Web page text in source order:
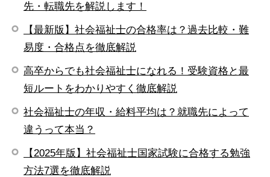
先・転職先を解説します！
【最新版】社会福祉士の合格率は？過去比較・難
易度・合格点を徹底解説
高卒からでも社会福祉士になれる！受験資格と最
短ルートをわかりやすく徹底解説
社会福祉士の年収・給料平均は？就職先によって
違うって本当？
【2025年版】社会福祉士国家試験に合格する勉強
方法7選を徹底解説